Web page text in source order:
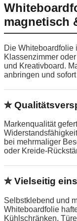
magnetisch
Die Whiteboardfolie
Klassenzimmer
und Kreativboard.
anbringen und
✮
Markenqualität
bei mehrmaliger
oder Kreide-
✮ Vielseitig
Selbstklebend und
Whiteboardfolie
Kühlschränken,